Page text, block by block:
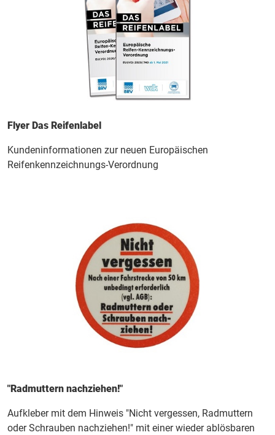
Flyer Das Reifenlabel
Kundeninformationen zur neuen Europäischen
Reifenkennzeichnungs-Verordnung
"Radmuttern nachziehen!"
Aufkleber mit dem Hinweis "Nicht vergessen, Radmuttern
oder Schrauben nachziehen!" mit einer wieder ablösbaren